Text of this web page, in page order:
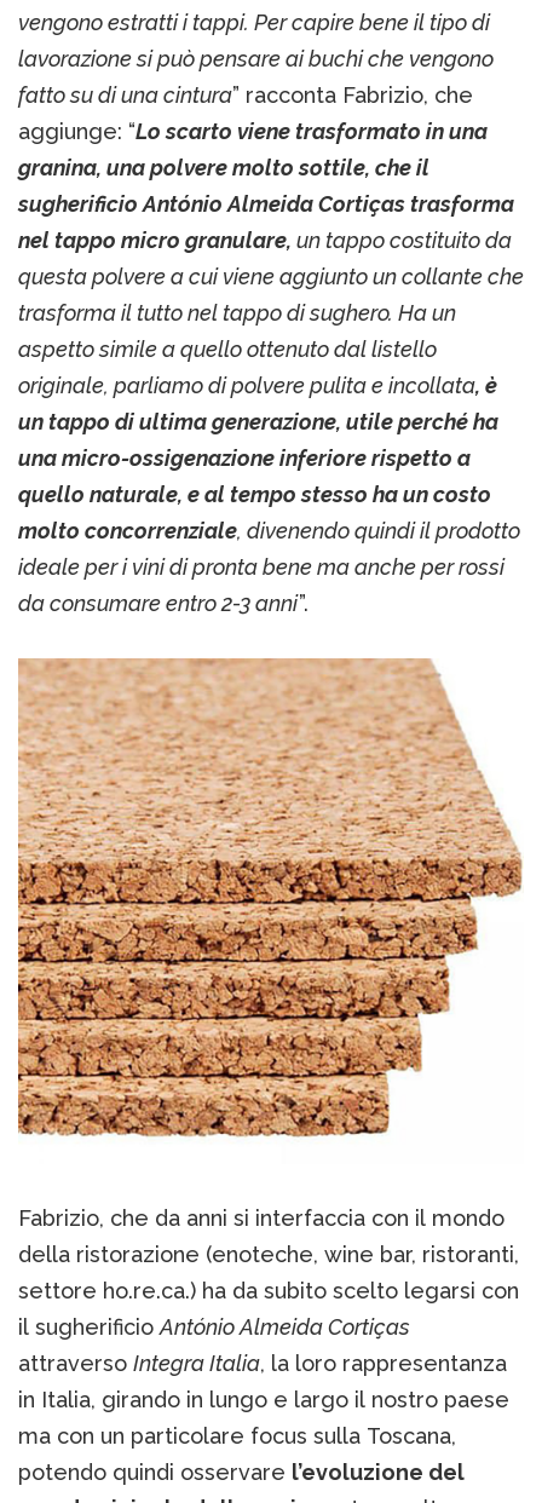
vengono estratti i tappi. Per capire bene il tipo di
lavorazione si può pensare ai buchi che vengono
fatto su di una cintura” racconta Fabrizio, che
aggiunge: “Lo scarto viene trasformato in una
granina, una polvere molto sottile, che il
sugherificio António Almeida Cortiças trasforma
nel tappo micro granulare, un tappo costituito da
questa polvere a cui viene aggiunto un collante che
trasforma il tutto nel tappo di sughero. Ha un
aspetto simile a quello ottenuto dal listello
originale, parliamo di polvere pulita e incollata, è
un tappo di ultima generazione, utile perché ha
una micro-ossigenazione inferiore rispetto a
quello naturale, e al tempo stesso ha un costo
molto concorrenziale, divenendo quindi il prodotto
ideale per i vini di pronta bene ma anche per rossi
da consumare entro 2-3 anni”.
Fabrizio, che da anni si interfaccia con il mondo
della ristorazione (enoteche, wine bar, ristoranti,
settore ho.re.ca.) ha da subito scelto legarsi con
il sugherificio António Almeida Cortiças
attraverso Integra Italia, la loro rappresentanza
in Italia, girando in lungo e largo il nostro paese
ma con un particolare focus sulla Toscana,
potendo quindi osservare l’evoluzione del